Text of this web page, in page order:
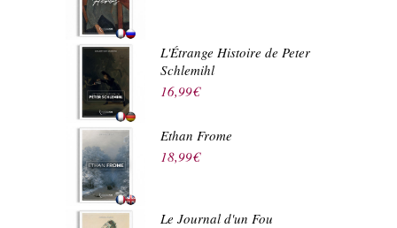
L'Étrange Histoire de Peter
Schlemihl
16,99€
Ethan Frome
18,99€
Le Journal d'un Fou